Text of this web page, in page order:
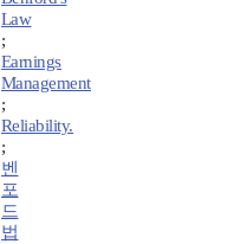
Law
;
Earnings
Management
;
Reliability.
;
벤
포
드
법